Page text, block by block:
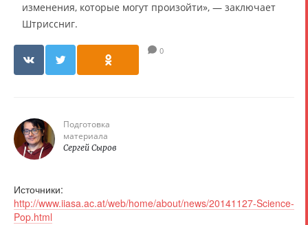
изменения, которые могут произойти», — заключает
Штриссниг.
0
Подготовка
материала
Сергей Сыров
Источники:
http://www.iiasa.ac.at/web/home/about/news/20141127-Science-
Pop.html